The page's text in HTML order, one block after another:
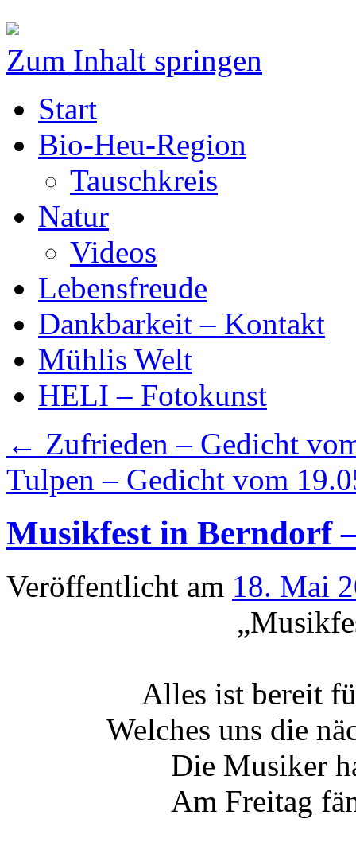
Zum Inhalt springen
Start
Bio-Heu-Region
Tauschkreis
Natur
Videos
Lebensfreude
Dankbarkeit – Kontakt
Mühlis Welt
HELI – Fotokunst
← Zufrieden – Gedicht
Tulpen – Gedicht vom
Musikfest in Berndorf
Veröffentlicht am 18. Mai
Alles ist bereit
Welches uns die
Die Musiker
Am Freitag